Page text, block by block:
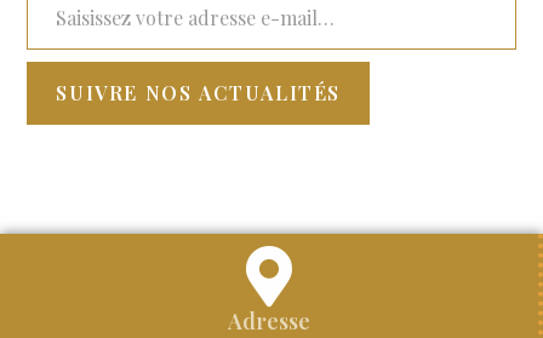
SUIVRE NOS ACTUALITÉS
Adresse